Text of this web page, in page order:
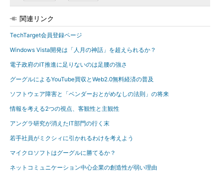
関連リンク
TechTarget会員登録ページ
Windows Vista開発は「人月の神話」を超えられるか？
電子政府のIT推進に足りないのは足腰の強さ
グーグルによるYouTube買収とWeb2.0無料経済の普及
ソフトウェア障害と「ベンダーおとがめなしの法則」の将来
情報を考える2つの視点、客観性と主観性
アングラ研究が消えたIT部門の行く末
若手社員がミクシィに引かれるわけを考えよう
マイクロソフトはグーグルに勝てるか？
ネットコミュニケーション中心企業の創造性が弱い理由